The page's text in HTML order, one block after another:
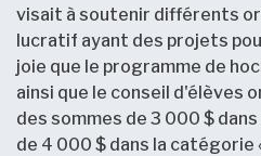
visait à soutenir différents
lucratif ayant des projets
joie que le programme de
ainsi que le conseil d'élèves
des sommes de 3 000 $
de 4 000 $ dans la catégorie